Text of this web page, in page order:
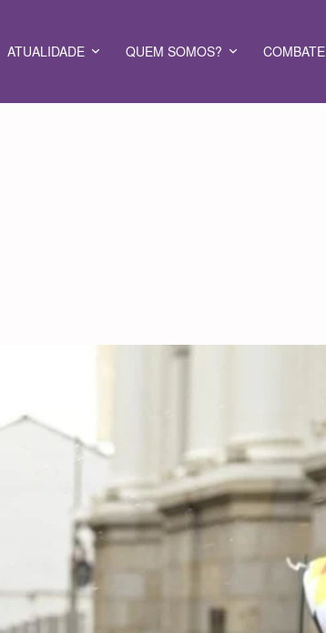
ATUALIDADE QUEM SOMOS? COMBATE